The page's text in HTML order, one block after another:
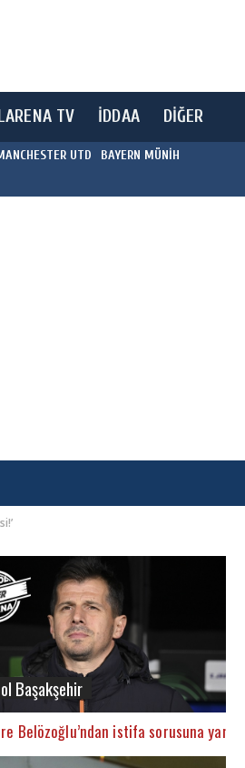
TV İDDAA DİĞER
UTD
BAYERN MÜNİH
Başakşehir
Belözoğlu’ndan istifa sorusuna yanıt